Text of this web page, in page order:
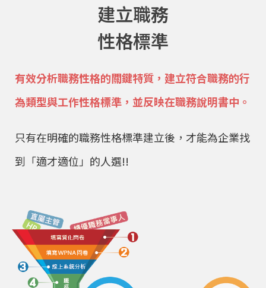
建立職務
性格標準
有效分析職務性格的關鍵特質，建立符合職務的行
為類型與工作性格標準，並反映在職務說明書中。
只有在明確的職務性格標準建立後，才能為企業找
到「適才適位」的人選!!